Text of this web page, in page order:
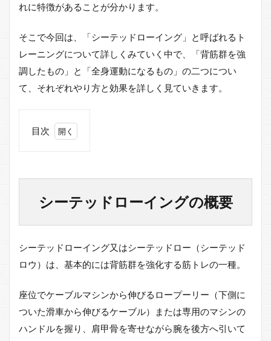
れに特徴があることが分かります。
そこで今回は、「シーテッドローイング」と呼ばれるト
レーニングについて詳しくみていく中で、「背筋群を強
調したもの」と「全身運動になるもの」の二つについ
て、それぞれやり方と効果を詳しく見ていきます。
目次
ー
グ
要
2
シ
シーテッドローイングの概要
シーテッドローイング又はシーテッドロー（シーテッド
ロウ）は、基本的には背筋群を強化する筋トレの一種。
座位でケーブルマシンから伸びるロープーリー（下側に
ついた滑車から伸びるケーブル）または専用のマシンの
ハンドルを握り、肩甲骨を寄せながら腕を後方へ引いて